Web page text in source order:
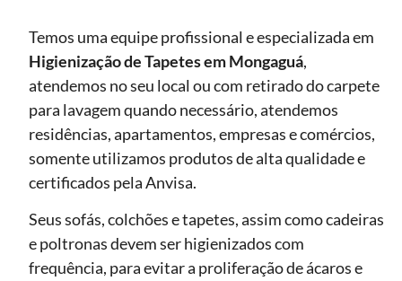
Temos uma equipe profissional e especializada em
Higienização de Tapetesem Mongaguá,
atendemos no seu local ou com retirado do carpete
para lavagem quando necessário, atendemos
residências, apartamentos, empresas e comércios,
somente utilizamos produtos de alta qualidade e
certificados pela Anvisa.
Seus sofás, colchões e tapetes, assim como cadeiras
e poltronas devem ser higienizados com
frequência, para evitar a proliferação de ácaros e